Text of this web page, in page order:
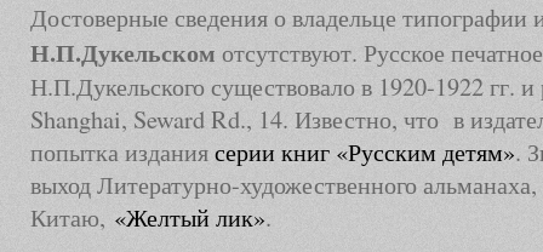
Достоверные сведения о владельце типографии
Н.П.Дукельском отсутствуют. Русское
Н.П.Дукельского существовало в 1920-1922 гг. и
Shanghai, Seward Rd., 14. Известно, что в
попытка изданиясерии книг «Русским детям».
выход Литературно-художественного
Китаю, «Желтый лик».